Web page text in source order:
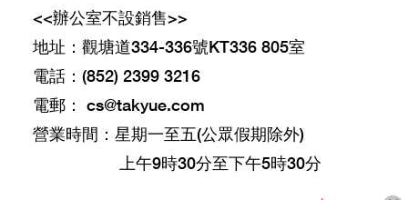
<<辦公室不設銷售>>
地址：觀塘道334-336號KT336 805室
電話：(852) 2399 3216
電郵： cs@takyue.com
營業時間：星期一至五(公眾假期除外)
上午9時30分至下午5時30分